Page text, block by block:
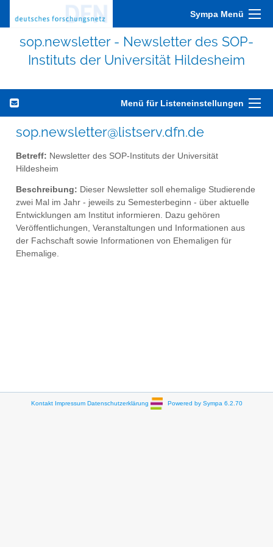
Sympa Menü
sop.newsletter - Newsletter des SOP-
Instituts der Universität Hildesheim
Menü für Listeneinstellungen
sop.newsletter@listserv.dfn.de
Betreff: Newsletter des SOP-Instituts der Universität
Hildesheim
Beschreibung: Dieser Newsletter soll ehemalige Studierende
zwei Mal im Jahr - jeweils zu Semesterbeginn - über aktuelle
Entwicklungen am Institut informieren. Dazu gehören
Veröffentlichungen, Veranstaltungen und Informationen aus
der Fachschaft sowie Informationen von Ehemaligen für
Ehemalige.
Kontakt Impressum Datenschutzerklärung Powered by Sympa 6.2.70